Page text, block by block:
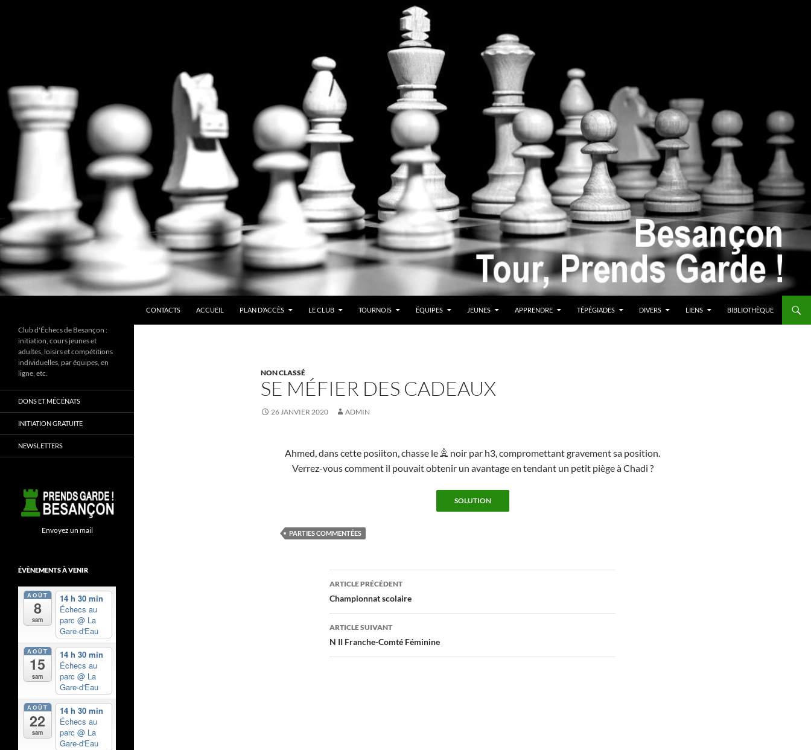
CONTACTS
ACCUEIL PLAN D’ACCÈS LE CLUB TOURNOIS ÉQUIPES JEUNES APPRENDRE TÉPÉGIADES DIVERS LIENS BIBLIOTHÈQUE
NON CLASSÉ
SE MÉFIER DES CADEAUX
26 JANVIER 2020 ADMIN
Ahmed, dans cette posiiton, chasse leB noir par h3, compromettant gravement sa position.
Verrez-vous comment il pouvait obtenir un avantage en tendant un petit piège à Chadi ?
PARTIES COMMENTÉES
Navigation
des
articles
ARTICLE PRÉCÉDENT
Championnat scolaire
ARTICLE SUIVANT
N II Franche-Comté Féminine
Club d'Échecs de Besançon :
initiation, cours jeunes et
adultes, loisirs et compétitions
individuelles, par équipes, en
ligne, etc.
DONS ET MÉCÉNATS
INITIATION GRATUITE
NEWSLETTERS
Envoyez un mail
ÉVÈNEMENTS À VENIR
AOÛT
8
sam
14 h 30 min
Échecs au
parc @ La
Gare-d'Eau
AOÛT
15
sam
14 h 30 min
Échecs au
parc @ La
Gare-d'Eau
AOÛT
22
sam
14 h 30 min
Échecs au
parc @ La
Gare-d'Eau